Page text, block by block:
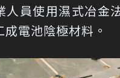
人員使用濕式冶金
電池陰極材料。